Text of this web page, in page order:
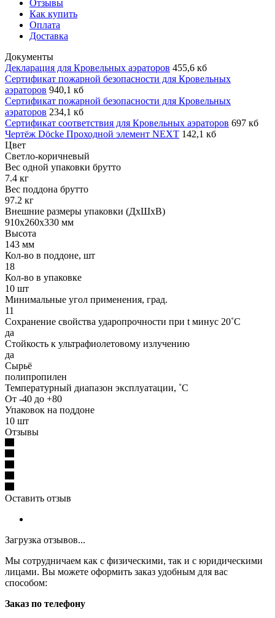
Отзывы
Как купить
Оплата
Доставка
Документы
Декларация для Кровельных аэраторов 455,6 кб
Сертификат пожарной безопасности для Кровельных
аэраторов 940,1 кб
Сертификат пожарной безопасности для Кровельных
аэраторов 234,1 кб
Сертификат соответствия для Кровельных аэраторов 697 кб
Чертёж Döcke Проходной элемент NEXT 142,1 кб
Цвет
Светло-коричневый
Вес одной упаковки брутто
7.4 кг
Вес поддона брутто
97.2 кг
Внешние размеры упаковки (ДхШхВ)
910x260x330 мм
Высота
143 мм
Кол-во в поддоне, шт
18
Кол-во в упаковке
10 шт
Минимальные угол применения, град.
11
Сохранение свойства ударопрочности при t минус 20˚C
да
Стойкость к ультрафиолетовому излучению
да
Сырьё
полипропилен
Температурный диапазон эксплуатации, ˚С
От -40 до +80
Упаковок на поддоне
10 шт
Отзывы
Оставить отзыв
Загрузка отзывов...
Мы сотрудничаем как с физическими, так и с юридическими
лицами. Вы можете оформить заказ удобным для вас
способом:
Заказ по телефону